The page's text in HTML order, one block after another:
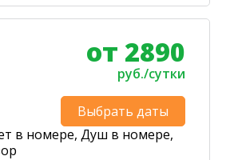
от 2890
руб./сутки
Выбрать даты
в номере, Душ в номере,